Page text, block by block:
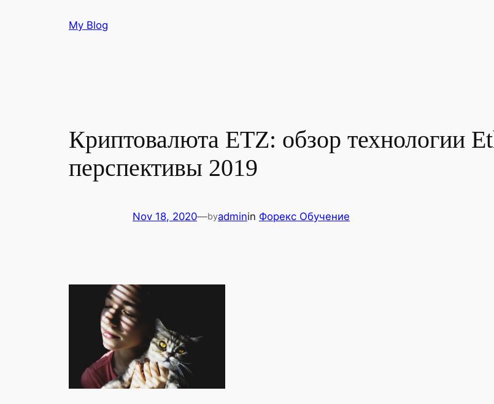
My Blog
Криптовалюта ETZ: обзор технологии
перспективы 2019
Nov 18, 2020—byadminin Форекс Обучение